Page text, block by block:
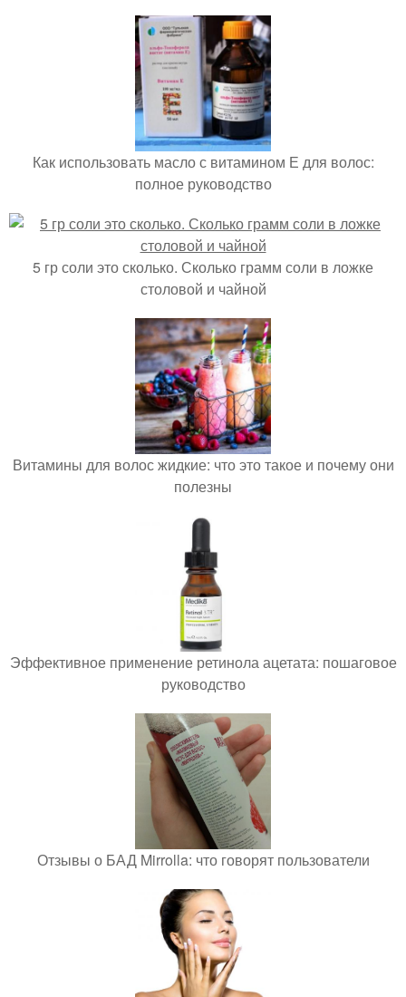
Как использовать масло с витамином Е для волос:
полное руководство
5 гр соли это сколько. Сколько грамм соли в ложке
столовой и чайной
Витамины для волос жидкие: что это такое и почему они
полезны
Эффективное применение ретинола ацетата: пошаговое
руководство
Отзывы о БАД Mirrolla: что говорят пользователи